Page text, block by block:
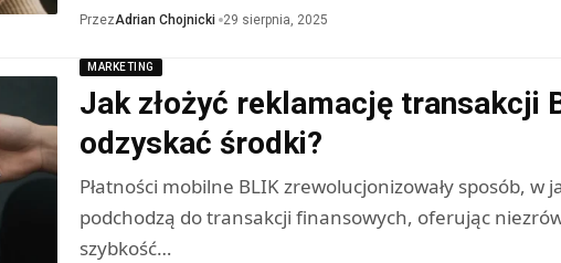
PrzezAdrian Chojnicki 29 sierpnia, 2025
MARKETING
Jak złożyć reklamację transakcji
odzyskać środki?
Płatności mobilne BLIK zrewolucjonizowały sposób, w
podchodzą do transakcji finansowych, oferując
szybkość…